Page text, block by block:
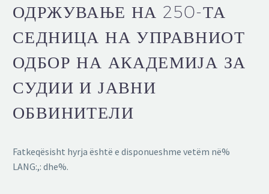
ОДРЖУВАЊЕ НА 250-ТА
СЕДНИЦА НА УПРАВНИОТ
ОДБОР НА АКАДЕМИЈА ЗА
СУДИИ И ЈАВНИ
ОБВИНИТЕЛИ
Fatkeqësisht hyrja është e disponueshme vetëm në%
LANG:,: dhe%.